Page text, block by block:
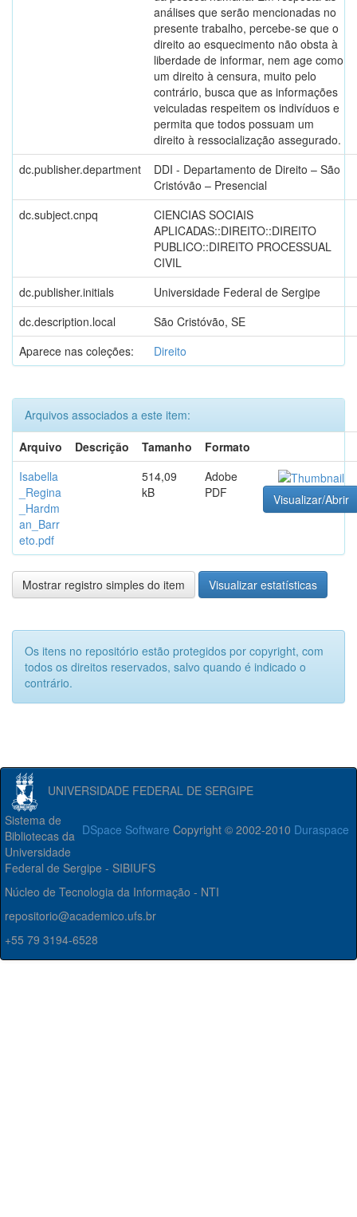
análises que serão mencionadas no
presente trabalho, percebe-se que o
direito ao esquecimento não obsta à
liberdade de informar, nem age como
um direito à censura, muito pelo
contrário, busca que as informações
veiculadas respeitem os indivíduos e
permita que todos possuam um
direito à ressocialização assegurado.
dc.publisher.department
DDI - Departamento de Direito – São
Cristóvão – Presencial
dc.subject.cnpq
CIENCIAS SOCIAIS
APLICADAS::DIREITO::DIREITO
PUBLICO::DIREITO PROCESSUAL
CIVIL
dc.publisher.initials
Universidade Federal de Sergipe
dc.description.local
São Cristóvão, SE
Aparece nas coleções:
Direito
Arquivos associados a este item:
Arquivo
Descrição Tamanho
Formato
Isabella
_Regina
_Hardm
an_Barr
eto.pdf
514,09
kB
Adobe
PDF
Visualizar/Abrir
Mostrar registro simples do item Visualizar estatísticas
Os itens no repositório estão protegidos por copyright, com
todos os direitos reservados, salvo quando é indicado o
contrário.
UNIVERSIDADE FEDERAL DE SERGIPE
DSpace Software Copyright © 2002-2010 Duraspace
Sistema de
Bibliotecas da
Universidade
Federal de Sergipe - SIBIUFS
Núcleo de Tecnologia da Informação - NTI
repositorio@academico.ufs.br
+55 79 3194-6528